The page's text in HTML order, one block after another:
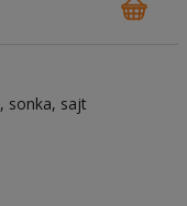
sonka sajt